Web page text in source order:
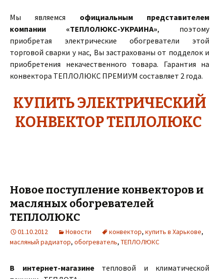
Мы являемся официальным представителем
компании «ТЕПЛОЛЮКС-УКРАИНА», поэтому
приобретая электрические обогреватели этой
торговой сварки у нас, Вы застрахованы от подделок и
приобретения некачественного товара. Гарантия на
конвектора ТЕПЛОЛЮКС ПРЕМИУМ составляет 2 года.
КУПИТЬ ЭЛЕКТРИЧЕСКИЙ
КОНВЕКТОР ТЕПЛОЛЮКС
Новое поступление конвекторов и
масляных обогревателей
ТЕПЛОЛЮКС
01.10.2012 Новости конвектор, купить в Харькове,
масляный радиатор, обогреватель, ТЕПЛОЛЮКС
В интернет-магазинетепловой и климатической